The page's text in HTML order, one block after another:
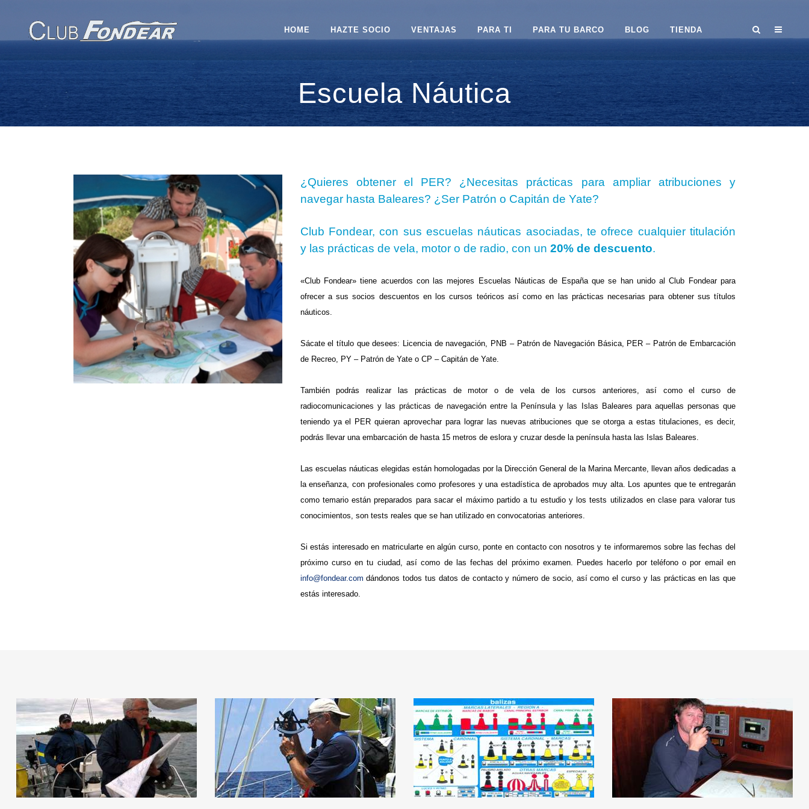
HOME HAZTE SOCIO VENTAJAS PARA TI PARA TU BARCO BLOG TIENDA
Escuela Náutica
¿Quieres obtener el PER? ¿Necesitas prácticas para ampliar atribuciones y
navegar hasta Baleares? ¿Ser Patrón o Capitán de Yate?
Club Fondear, con sus escuelas náuticas asociadas, te ofrece cualquier titulación
y las prácticas de vela, motor o de radio, con un 20% de descuento.
«Club Fondear» tiene acuerdos con las mejores Escuelas Náuticas de España que se han unido al Club Fondear para
ofrecer a sus socios descuentos en los cursos teóricos así como en las prácticas necesarias para obtener sus títulos
náuticos.
Sácate el título que desees: Licencia de navegación, PNB – Patrón de Navegación Básica, PER – Patrón de Embarcación
de Recreo, PY – Patrón de Yate o CP – Capitán de Yate.
También podrás realizar las prácticas de motor o de vela de los cursos anteriores, así como el curso de
radiocomunicaciones y las prácticas de navegación entre la Península y las Islas Baleares para aquellas personas que
teniendo ya el PER quieran aprovechar para lograr las nuevas atribuciones que se otorga a estas titulaciones, es decir,
podrás llevar una embarcación de hasta 15 metros de eslora y cruzar desde la península hasta las Islas Baleares.
Las escuelas náuticas elegidas están homologadas por la Dirección General de la Marina Mercante, llevan años dedicadas a
la enseñanza, con profesionales como profesores y una estadística de aprobados muy alta. Los apuntes que te entregarán
como temario están preparados para sacar el máximo partido a tu estudio y los tests utilizados en clase para valorar tus
conocimientos, son tests reales que se han utilizado en convocatorias anteriores.
Si estás interesado en matricularte en algún curso, ponte en contacto con nosotros y te informaremos sobre las fechas del
próximo curso en tu ciudad, así como de las fechas del próximo examen. Puedes hacerlo por teléfono o por email en
info@fondear.com dándonos todos tus datos de contacto y número de socio, así como el curso y las prácticas en las que
estás interesado.